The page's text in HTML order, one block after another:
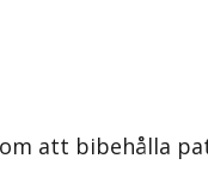
att bibehålla